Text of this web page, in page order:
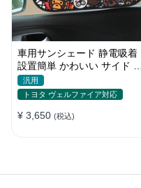
車用サンシェード 静電吸着
設置簡単 かわいい サイド ブ
ラインド 日除け 遮光 遮熱 プ
ライバシー保護
汎用
トヨタ ヴェルファイア対応
¥ 3,650 (税込)